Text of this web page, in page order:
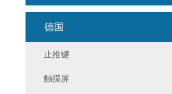
德国
止推键
触摸屏